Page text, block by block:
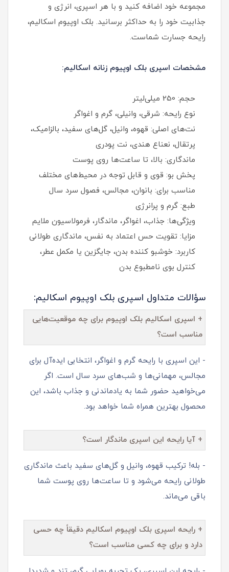
مجموعه خود اضافه کنید و با هر اسپری، انرژی و
جذابیت خود را به حداکثر برسانید. بلک اوپیوم اسکالیم،
رایحه جسارت شماست.
مشخصات اسپری بلک اوپیوم زنانه اسکالیم:
حجم: 250 میلی‌لیتر
نوع رایحه: شرقی، وانیلی، گرم و اغواگر
نت‌های اصلی: قهوه، وانیل، گل‌های سفید، بالزامیک،
پرتقال، نعناع هندی، نت پودری
ماندگاری: بالا، تا ساعت‌ها روی پوست
پخش بو: قوی و قابل توجه در محیط‌های مختلف
مناسب برای: بانوان، مجالس، فصول سرد سال
طبع: گرم و پرانرژی
ویژگی‌ها: جذاب، اغواگر، ماندگار، فرمولاسیون ملایم
مزایا: تقویت حس اعتماد به‌ نفس، ماندگاری طولانی
کاربرد: خوشبو کننده بدن، جایگزین یا مکمل عطر،
کنترل بوی نامطبوع بدن
سؤالات متداول اسپری بلک اوپیوم اسکالیم:
+ اسپری اسکالیم بلک اوپیوم برای چه موقعیت‌هایی
مناسب است؟
- این اسپری با رایحه گرم و اغواگر، انتخابی ایده‌آل برای
مجالس، مهمانی‌ها و شب‌های سرد سال است. اگر
می‌خواهید حضور شما به یادماندنی و جذاب باشد، این
محصول بهترین همراه شما خواهد بود.
+ آیا رایحه این اسپری ماندگار است؟
- بله! ترکیب قهوه، وانیل و گل‌های سفید باعث ماندگاری
طولانی رایحه می‌شود و تا ساعت‌ها روی پوست شما
باقی می‌ماند.
+ رایحه اسپری بلک اوپیوم اسکالیم دقیقاً چه حسی
دارد و برای چه کسی مناسب است؟